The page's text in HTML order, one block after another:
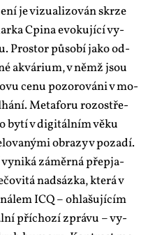
je vi­zu­a­li­zo­ván skr­ze
Cpi­na evo­ku­jí­cí vy­
Pro­stor pů­so­bí ja­ko od­
akvá­ri­um, v němž jsou
ce­nu po­zo­ro­vá­ni v mo­
Me­ta­fo­ru rozostře­
by­tí v di­gi­tál­ním vě­ku
ob­ra­zy v po­za­dí.
zá­měr­ná pře­pja­
nad­sáz­ka, kte­rá v
ICQ – ohla­šu­jí­cím
pří­cho­zí zprá­vu – vy­